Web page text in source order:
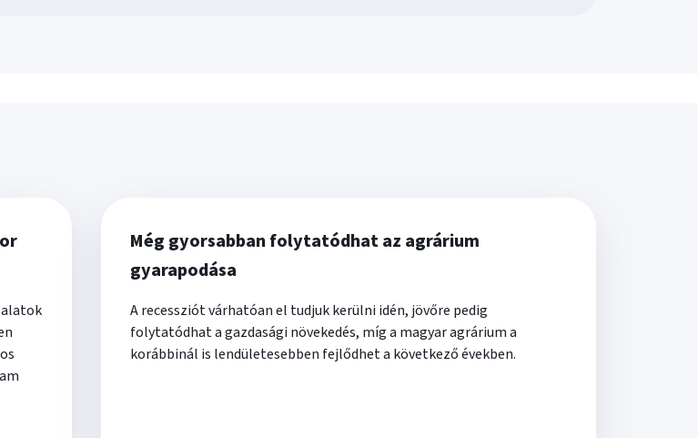
Még gyorsabban folytatódhat az agrárium
gyarapodása
A recessziót várhatóan el tudjuk kerülni idén, jövőre pedig
folytatódhat a gazdasági növekedés, míg a magyar agrárium a
korábbinál is lendületesebben fejlődhet a következő években.